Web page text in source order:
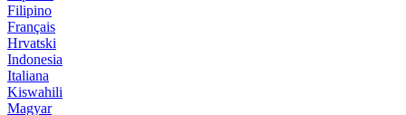
Filipino
Français
Hrvatski
Indonesia
Italiana
Kiswahili
Magyar